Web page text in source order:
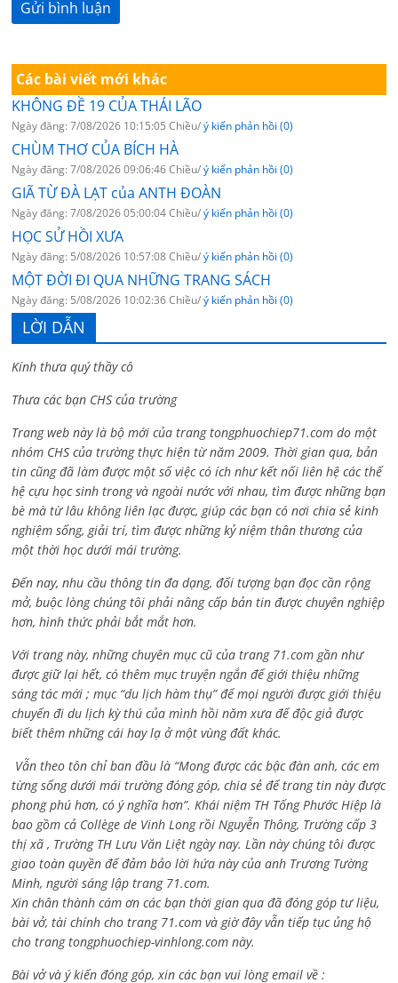
Các bài viết mới khác
KHÔNG ĐỀ 19 CỦA THÁI LÃO
Ngày đăng: 7/08/2026 10:15:05 Chiều/ý kiến phản hồi (0)
CHÙM THƠ CỦA BÍCH HÀ
Ngày đăng: 7/08/2026 09:06:46 Chiều/ý kiến phản hồi (0)
GIÃ TỪ ĐÀ LẠT của ANTH ĐOÀN
Ngày đăng: 7/08/2026 05:00:04 Chiều/ý kiến phản hồi (0)
HỌC SỬ HỒI XƯA
Ngày đăng: 5/08/2026 10:57:08 Chiều/ý kiến phản hồi (0)
MỘT ĐỜI ĐI QUA NHỮNG TRANG SÁCH
Ngày đăng: 5/08/2026 10:02:36 Chiều/ý kiến phản hồi (0)
LỜI DẪN
Kính thưa quý thầy cô
Thưa các bạn CHS của trường
Trang web này là bộ mới của trang tongphuochiep71.com do một
nhóm CHS của trường thực hiện từ năm 2009. Thời gian qua, bản
tin cũng đã làm được một số việc có ích như kết nối liên hệ các thế
hệ cựu học sinh trong và ngoài nước với nhau, tìm được những bạn
bè mà từ lâu không liên lạc được, giúp các bạn có nơi chia sẻ kinh
nghiệm sống, giải trí, tìm được những kỷ niệm thân thương của
một thời học dưới mái trường.
Đến nay, nhu cầu thông tin đa dạng, đối tượng bạn đọc cần rộng
mở, buộc lòng chúng tôi phải nâng cấp bản tin được chuyên nghiệp
hơn, hình thức phải bắt mắt hơn.
Với trang này, những chuyên mục cũ của trang 71.com gần như
được giữ lại hết, có thêm mục truyện ngắn để giới thiệu những
sáng tác mới ; mục “du lịch hàm thụ” để mọi người được giới thiệu
chuyến đi du lịch kỳ thú của mình hồi năm xưa để độc giả được
biết thêm những cái hay lạ ở một vùng đất khác.
Vẫn theo tôn chỉ ban đầu là “Mong được các bậc đàn anh, các em
từng sống dưới mái trường đóng góp, chia sẻ để trang tin này được
phong phú hơn, có ý nghĩa hơn”. Khái niệm TH Tống Phước Hiệp là
bao gồm cả Collège de Vinh Long rồi Nguyễn Thông, Trường cấp 3
thị xã , Trường TH Lưu Văn Liệt ngày nay. Lần này chúng tôi được
giao toàn quyền để đảm bảo lời hứa này của anh Trương Tường
Minh, người sáng lập trang 71.com.
Xin chân thành cám ơn các bạn thời gian qua đã đóng góp tư liệu,
bài vở, tài chính cho trang 71.com và giờ đây vẫn tiếp tục ủng hộ
cho trang tongphuochiep-vinhlong.com này.
Bài vở và ý kiến đóng góp, xin các bạn vui lòng email về :